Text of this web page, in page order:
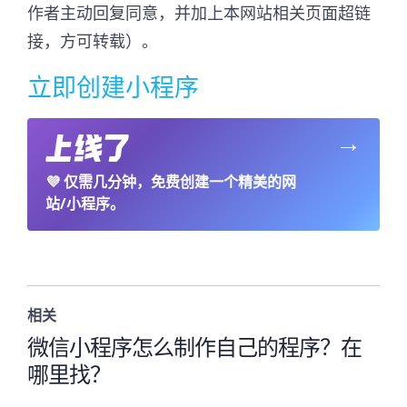
作者主动回复同意，并加上本网站相关页面超链
接，方可转载）。
立即创建小程序
💜仅需几分钟，免费创建一个精美的网
站/小程序。
→
相关
微信小程序怎么制作自己的程序？在
哪里找？